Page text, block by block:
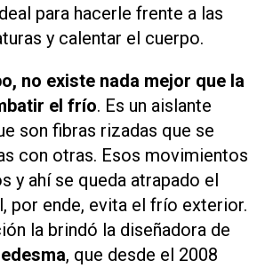
para hacerle frente a las
y calentar el cuerpo.
no existe nada mejor que la
el frío. Es un aislante
son fibras rizadas que se
con otras. Esos movimientos
y ahí se queda atrapado el
por ende, evita el frío exterior.
la brindó la diseñadora de
, que desde el 2008